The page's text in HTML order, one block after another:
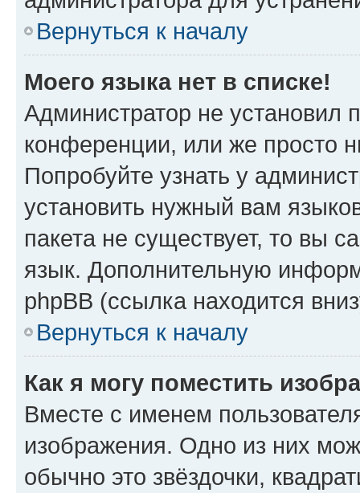
Вернуться к началу
Моего языка нет в списке!
Администратор не установил
конференции, или же просто
Попробуйте узнать у
установить нужный вам
пакета не существует, то вы
язык. Дополнительную
phpBB (ссылка находится
Вернуться к началу
Как я могу поместить
Вместе с именем
изображения. Одно из них
обычно это звёздочки,